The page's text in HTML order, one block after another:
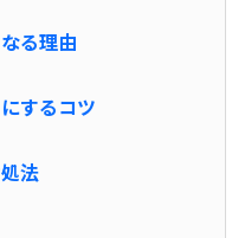
る理由
するコツ
法